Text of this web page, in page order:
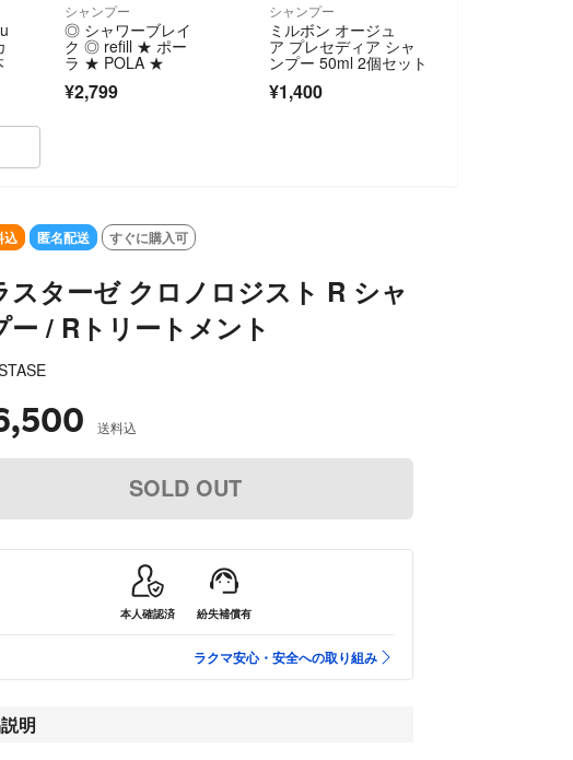
シャンプー
◎ シャワーブレイ
ク ◎ refill ★ ポー
ラ ★ POLA ★
¥2,799
シャンプー
ミルボン オージュ
ア プレセディア シャ
ンプー 50ml 2個セット
¥1,400
SOLD OUT
込 匿名配送 すぐに購入可
スターゼ クロノロジスト R シャ
ー / Rトリートメント
送料込
SOLD OUT
本人確認済 紛失補償有
ラクマ安心・安全への取り組み
明